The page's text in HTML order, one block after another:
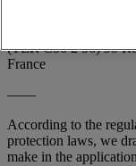
(TER C50 2 56) 99
France
——
According to the
protection laws, we
make in the